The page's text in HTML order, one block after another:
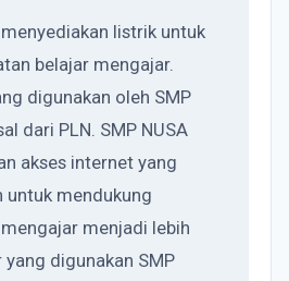
menyediakan listrik untuk
belajar mengajar.
digunakan oleh SMP
dari PLN. SMP NUSA
akses internet yang
untuk mendukung
menjadi lebih
digunakan SMP